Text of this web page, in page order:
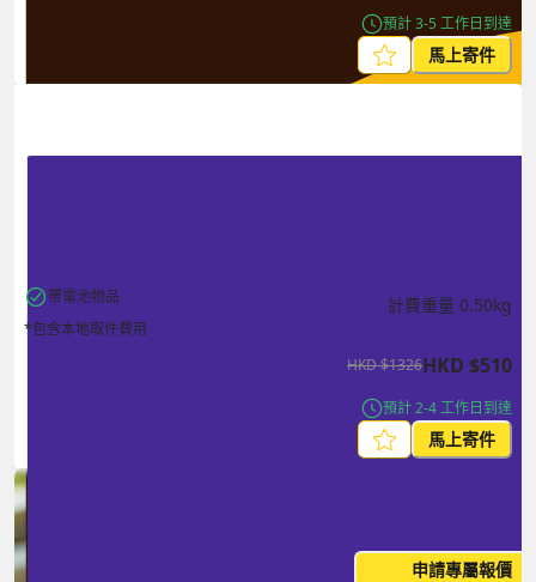
預計 3-5 工作日到達
馬上寄件
帶電池物品
*包含本地取件費用
計費重量 0.50kg
HKD$1326HKD $510
預計 2-4 工作日到達
馬上寄件
申請專屬報價